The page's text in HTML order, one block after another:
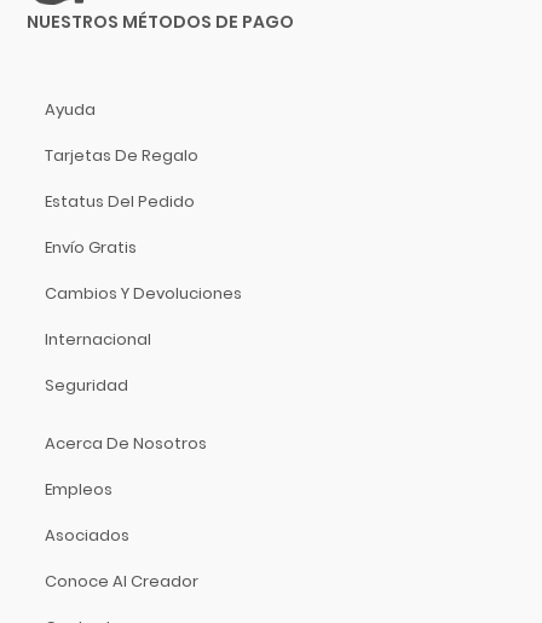
LTGEM
Manhalo
Majestic
Manfrotto
Martin
Martin Audio
MC2 Audio
Moldex
Moncada
NUESTROS MÉTODOS DE PAGO
Ayuda
Tarjetas De Regalo
Estatus Del Pedido
Envío Gratis
Cambios Y Devoluciones
Internacional
Seguridad
Acerca De Nosotros
Empleos
Asociados
Conoce Al Creador